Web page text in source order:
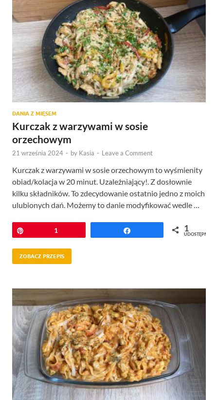
DANIA Z MIĘSEM
Kurczak z warzywami w sosie
orzechowym
21 września 2024 - by Kasia - Leave a Comment
Kurczak z warzywami w sosie orzechowym to wyśmienity
obiad/kolacja w 20 minut. Uzależniający!. Z dosłownie
kilku składników. To zdecydowanie ostatnio jedno z moich
ulubionych dań. Możemy to danie modyfikować wedle …
Przypnij1 1
UDOSTĘPNIEŃ
ZOBACZ PRZEPIS